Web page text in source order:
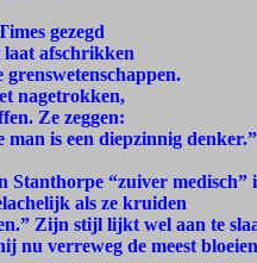
gezegd
laat afschrikken
nagetrokken,
Ze zeggen:
man is een diepzinnig denker.”
“zuiver medisch”
als ze kruiden
Zijn stijl lijkt wel aan te
nu verreweg de meest